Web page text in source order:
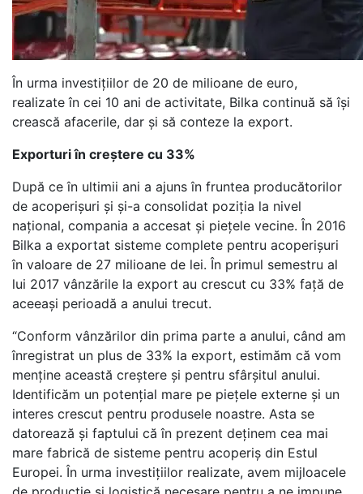
În urma investiţiilor de 20 de milioane de euro,
realizate în cei 10 ani de activitate, Bilka continuă să își
crească afacerile, dar şi să conteze la export.
Exporturi în creștere cu 33%
După ce în ultimii ani a ajuns în fruntea producătorilor
de acoperișuri și și-a consolidat poziția la nivel
național, compania a accesat și piețele vecine. În 2016
Bilka a exportat sisteme complete pentru acoperișuri
în valoare de 27 milioane de lei. În primul semestru al
lui 2017 vânzările la export au crescut cu 33% față de
aceeași perioadă a anului trecut.
“Conform vânzărilor din prima parte a anului, când am
înregistrat un plus de 33% la export, estimăm că vom
menține această creștere și pentru sfârșitul anului.
Identificăm un potențial mare pe piețele externe și un
interes crescut pentru produsele noastre. Asta se
datorează și faptului că în prezent deținem cea mai
mare fabrică de sisteme pentru acoperiș din Estul
Europei. În urma investițiilor realizate, avem mijloacele